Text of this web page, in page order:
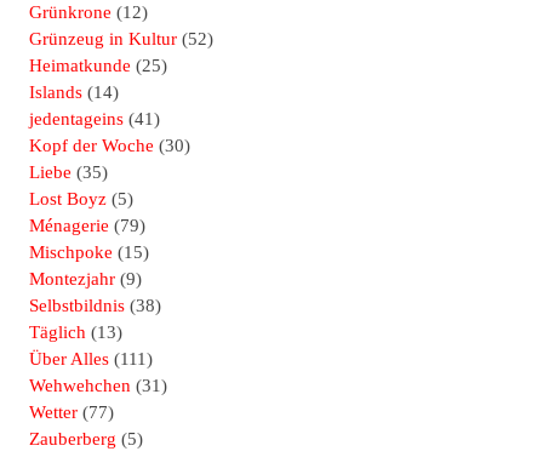
Grünkrone (12)
Grünzeug in Kultur (52)
Heimatkunde (25)
Islands (14)
jedentageins (41)
Kopf der Woche (30)
Liebe (35)
Lost Boyz (5)
Ménagerie (79)
Mischpoke (15)
Montezjahr (9)
Selbstbildnis (38)
Täglich (13)
Über Alles (111)
Wehwehchen (31)
Wetter (77)
Zauberberg (5)